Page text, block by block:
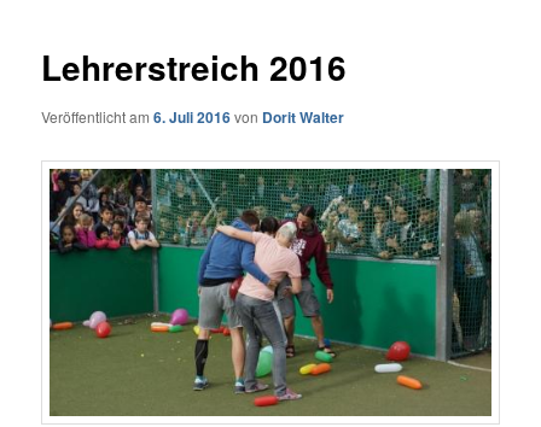
Lehrerstreich 2016
Veröffentlicht am6. Juli 2016von Dorit Walter